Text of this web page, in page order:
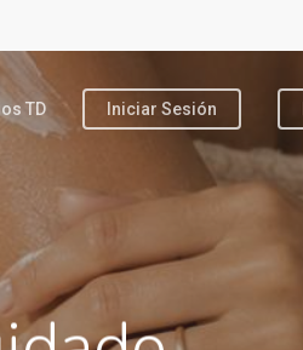
TD Iniciar Sesión